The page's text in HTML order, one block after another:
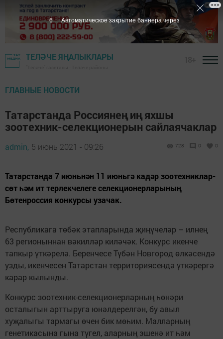
ТЕЛӘЧЕ ЯҢАЛЫКЛАРЫ
ГЛАВНЫЕ НОВОСТИ
Татарстанда Россиянең иң яхшы
зоотехник-селекционерын сайлаячаклар
admin, 5 июнь 2021 - 09:26 728 0 0
Татарстанда 7 июньнән 11 июньгә кадәр зоотехниклар-
сөт һәм ит терлекчелеге селекционерларының
Бөтенроссия конкурсы узачак.
Республикага төбәк этапларында җиңүчеләр – илнең
63 регионыннан вәкилләр киләчәк. Конкурс икенче
тапкыр үткәрелә. Беренчесе Түбән Новгород өлкәсендә
узды, икенчесен Татарстан территориясендә үткәрергә
карар кылынды.
Конкурс зоотехник-селекционерларның һөнәри
осталыгын арттыруга юнәлдерелгән, бу авыл
хуҗалыгы тармагы өчен бик мөһим. Малларның
генетикасына гына түгел, аларның эшенә ит һәм
5 Автоматическое закрытие баннера через